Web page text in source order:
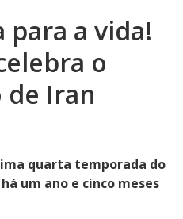
para a vida!
o
de Iran
quarta temporada do
um ano e cinco meses